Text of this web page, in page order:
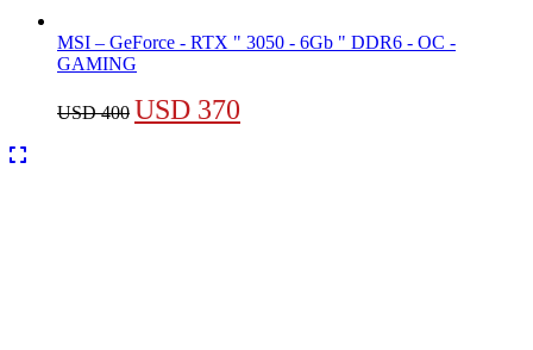
MSI – GeForce - RTX " 3050 - 6Gb " DDR6 - OC -
GAMING
USD400 El
USD 370